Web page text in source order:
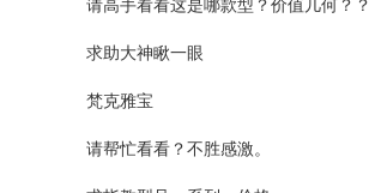
请高手看看这是哪款型？价值几何？？
求助大神瞅一眼
梵克雅宝
请帮忙看看？不胜感激。